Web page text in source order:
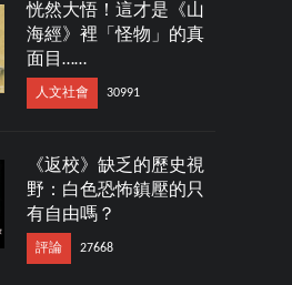
恍然大悟！這才是《山
海經》裡「怪物」的真
面目……
人文社會 30991
《返校》缺乏的歷史視
野：白色恐怖鎮壓的只
有自由嗎？
評論 27668